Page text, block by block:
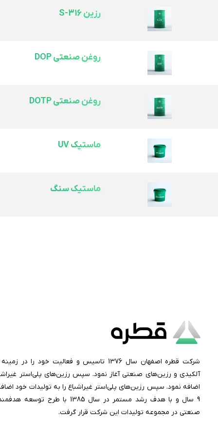
رزین S-316
رزین S-316
روغن صنعتی DOP
روغن صنعتی DOP
روغن صنعتی DOTP
روغن صنعتی DOTP
ماستیک UV
ماستیک UV
ماستیک سنگ
ماستیک سنگ
شرکت قطره اصفهان سال 1376 تاسیس و فعالیت خود
آلکیدی و رزین‌های صنعتی آغاز نمود. سپس رزین‌های پلی‌استر
اضافه نمود. سپس رزین‌های پلی‌استر غیراشباع را به تولیدات خود
9 سال و با هدف رشد مستمر در سال 1385
صنعتی در مجموعه تولیدات این شرکت قرار گرفت.